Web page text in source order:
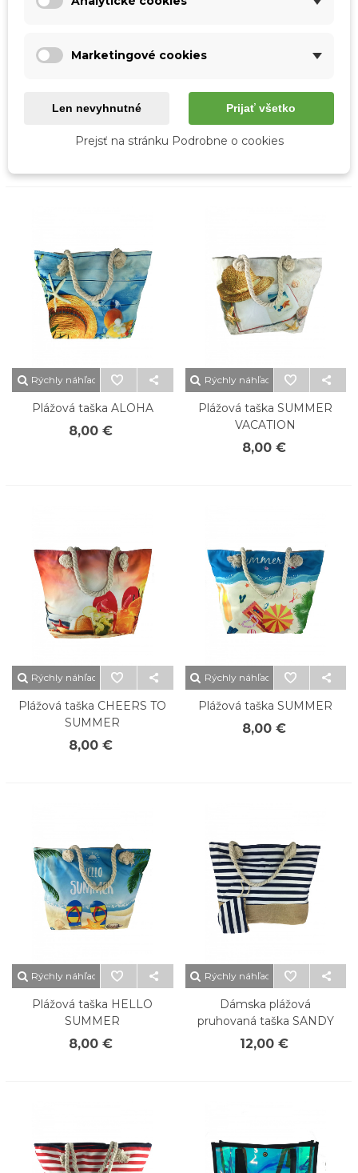
Plážová taška STARFISH
8,00 €
Plážová taška SUNNY
COCONUT
8,00 €
Rýchly náhľad
Plážová taška ALOHA
8,00 €
Rýchly náhľad
Plážová taška SUMMER
VACATION
8,00 €
Rýchly náhľad
Plážová taška CHEERS TO
SUMMER
8,00 €
Rýchly náhľad
Plážová taška SUMMER
8,00 €
Rýchly náhľad
Plážová taška HELLO
SUMMER
8,00 €
Rýchly náhľad
Dámska plážová
pruhovaná taška SANDY
12,00 €
Marketingové cookies
Len nevyhnutné Prijať všetko
Prejsť na stránku Podrobne o cookies